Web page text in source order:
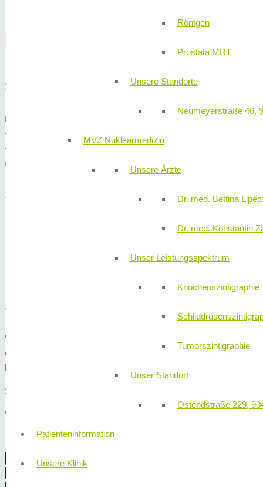
Röntgen
Prostata MRT
Unsere Standorte
Neumeyerstraße 46,
MVZ Nuklearmedizin
Unsere Ärzte
Dr. med. Bettina
Dr. med. Konstantin
Unser Leistungsspektrum
Knochenszintigraphie
Tumorszintigraphie
Unser Standort
Ostendstraße 229,
Patienteninformation
Unsere Klinik
310KLINIK Chirurgie
Neumeyerstraße 48 - 8. Etage, 90411 Nürnberg
+49 (0) 911 580 68 - 4100
+49 (0) 911 580 68 - 4150
info@310klinik.com
SPRECHZEITEN
13:00 – 16:00 Uhr
Schreiben Sie uns!
Wir laden Sie herzlichst zu einem unverbindlichen Gespräch mit
gemacht. Es ist Ihnen überlassen ob Sie sich für eine Operation
laden wir Sie nochmals zu einem Narkoseaufklärungsgespräch
Sie haben auch die Möglichkeit uns per Nachricht einen
Vielen Dank für Ihr Vertrauen!